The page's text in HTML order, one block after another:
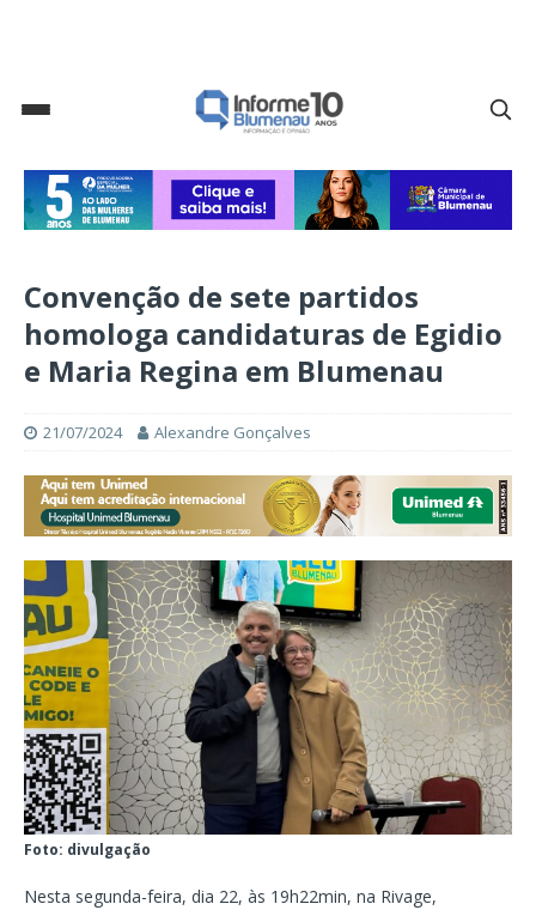
Convenção de sete partidos
homologa candidaturas de Egidio
e Maria Regina em Blumenau
21/07/2024 Alexandre Gonçalves
Foto: divulgação
Nesta segunda-feira, dia 22, às 19h22min, na Rivage,